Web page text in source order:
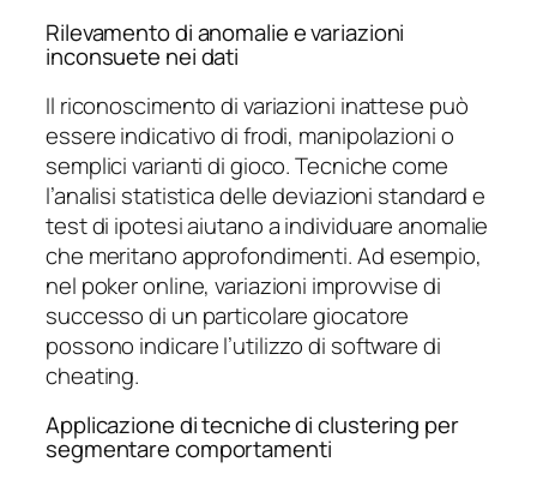
Rilevamento di anomalie e variazioni
inconsuete nei dati
Il riconoscimento di variazioni inattese può
essere indicativo di frodi, manipolazioni o
semplici varianti di gioco. Tecniche come
l’analisi statistica delle deviazioni standard e
test di ipotesi aiutano a individuare anomalie
che meritano approfondimenti. Ad esempio,
nel poker online, variazioni improvvise di
successo di un particolare giocatore
possono indicare l’utilizzo di software di
cheating.
Applicazione di tecniche di clustering per
segmentare comportamenti